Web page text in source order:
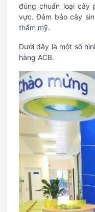
đúng chuẩn loại cây
vực. Đảm bảo cây
thẩm mỹ.
Dưới đây là một số
hàng ACB.